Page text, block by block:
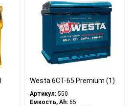
Westa 6CT-65 Premium (1)
Артикул: 550
Емкость, Ah: 65